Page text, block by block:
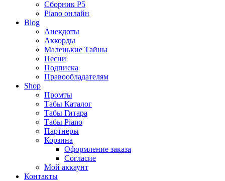
Сборник P5
Piano онлайн
Blog
Анекдоты
Аккорды
Маленькие Тайны
Песни
Подписка
Правообладателям
Shop
Промты
Табы Каталог
Табы Гитара
Табы Piano
Партнеры
Корзина
Оформление заказа
Согласие
Мой аккаунт
Контакты